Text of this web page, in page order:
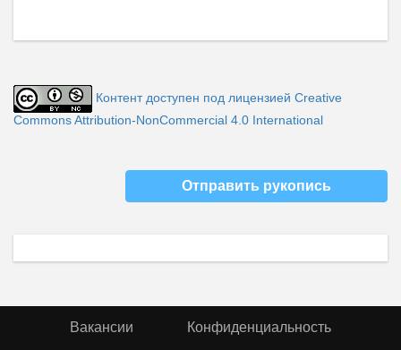
Контент доступен под лицензией Creative
Commons Attribution-NonCommercial 4.0 International
Отправить рукопись
Вакансии Конфиденциальность